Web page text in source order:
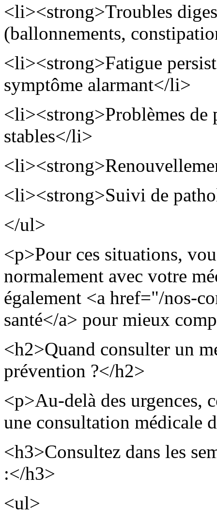
<li><strong>Troubles
(ballonnements,
<li><strong>Fatigue
symptôme alarmant</li>
<li><strong>Problèmes de
stables</li>
<li><strong>Suivi de
</ul>
<p>Pour ces situations,
normalement avec votre
également <a href="/nos-
santé</a> pour mieux
<h2>Quand consulter un
prévention ?</h2>
<p>Au-delà des urgences,
une consultation médicale
<h3>Consultez dans les
:</h3>
<ul>